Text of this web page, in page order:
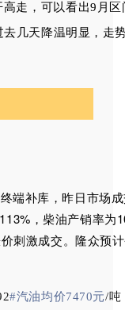
走，可以看出9 月
去几天降温明显，走
端补库，昨日市场
，柴油产销率为
刺激成交。隆众预
#汽油均价7470元/吨